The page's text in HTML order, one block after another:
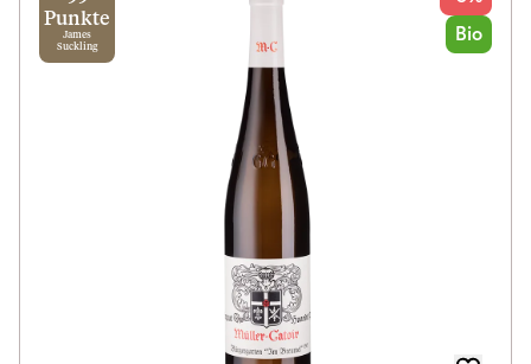
Punkte
James
Suckling
Bio